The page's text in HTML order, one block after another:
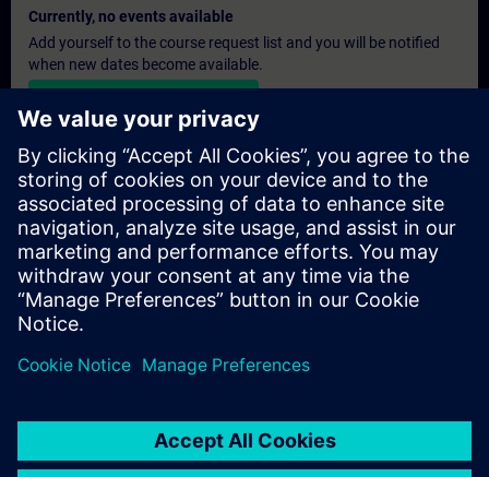
Currently, no events available
Add yourself to the course request list and you will be notified
when new dates become available.
Personalised Quotation
If you require a standard list price quotation for this training, for
example for your purchasing department, then please click the
link below. You first need to provide some personal details and
after this a quotation will be emailed to you.
Provide Quotation